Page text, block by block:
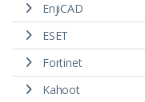
EnjiCAD
ESET
Fortinet
Kahoot